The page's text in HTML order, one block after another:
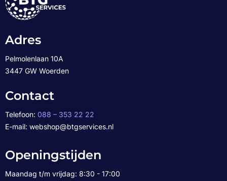
Adres
Pelmolenlaan 10A
3447 GW Woerden
Contact
Telefoon: 088 – 353 22 22
E-mail: webshop@btgservices.nl
Openingstijden
Maandag t/m vrijdag: 8:30 - 17:00